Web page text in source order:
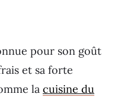
pour son goût
et sa forte
la cuisine du